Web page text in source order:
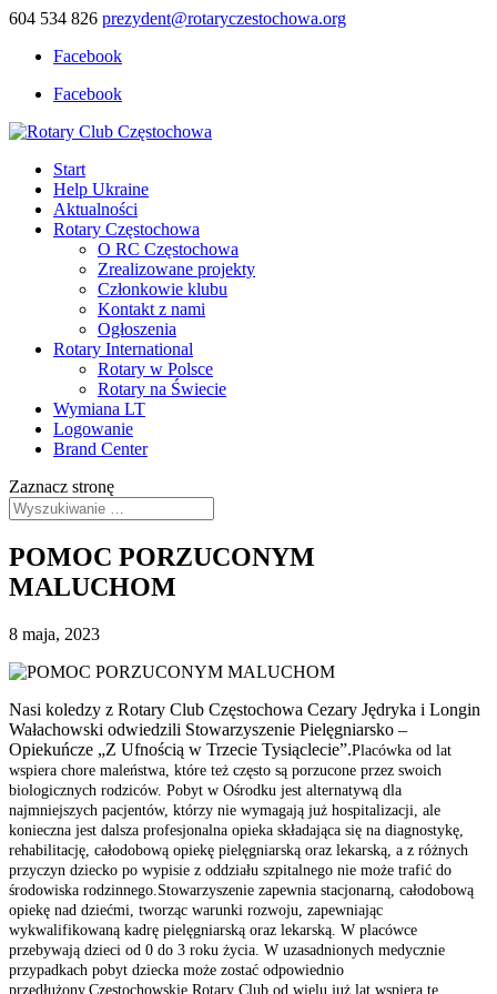
604 534 826 prezydent@rotaryczestochowa.org
Facebook
Facebook
Start
Help Ukraine
Aktualności
Rotary Częstochowa
O RC Częstochowa
Zrealizowane projekty
Członkowie klubu
Kontakt z nami
Ogłoszenia
Rotary International
Rotary w Polsce
Rotary na Świecie
Wymiana LT
Logowanie
Brand Center
Zaznacz stronę
POMOC PORZUCONYM
MALUCHOM
8 maja, 2023
Nasi koledzy z Rotary Club Częstochowa Cezary Jędryka i Longin
Wałachowski odwiedzili Stowarzyszenie Pielęgniarsko –
Opiekuńcze „Z Ufnością w Trzecie Tysiąclecie”.Placówka od lat
wspiera chore maleństwa, które też często są porzucone przez swoich
biologicznych rodziców. Pobyt w Ośrodku jest alternatywą dla
najmniejszych pacjentów, którzy nie wymagają już hospitalizacji, ale
konieczna jest dalsza profesjonalna opieka składająca się na diagnostykę,
rehabilitację, całodobową opiekę pielęgniarską oraz lekarską, a z różnych
przyczyn dziecko po wypisie z oddziału szpitalnego nie może trafić do
środowiska rodzinnego. Stowarzyszenie zapewnia stacjonarną, całodobową
opiekę nad dziećmi, tworząc warunki rozwoju, zapewniając
wykwalifikowaną kadrę pielęgniarską oraz lekarską. W placówce
przebywają dzieci od 0 do 3 roku życia. W uzasadnionych medycznie
przypadkach pobyt dziecka może zostać odpowiednio
przedłużony. Częstochowskie Rotary Club od wielu już lat wspiera tę